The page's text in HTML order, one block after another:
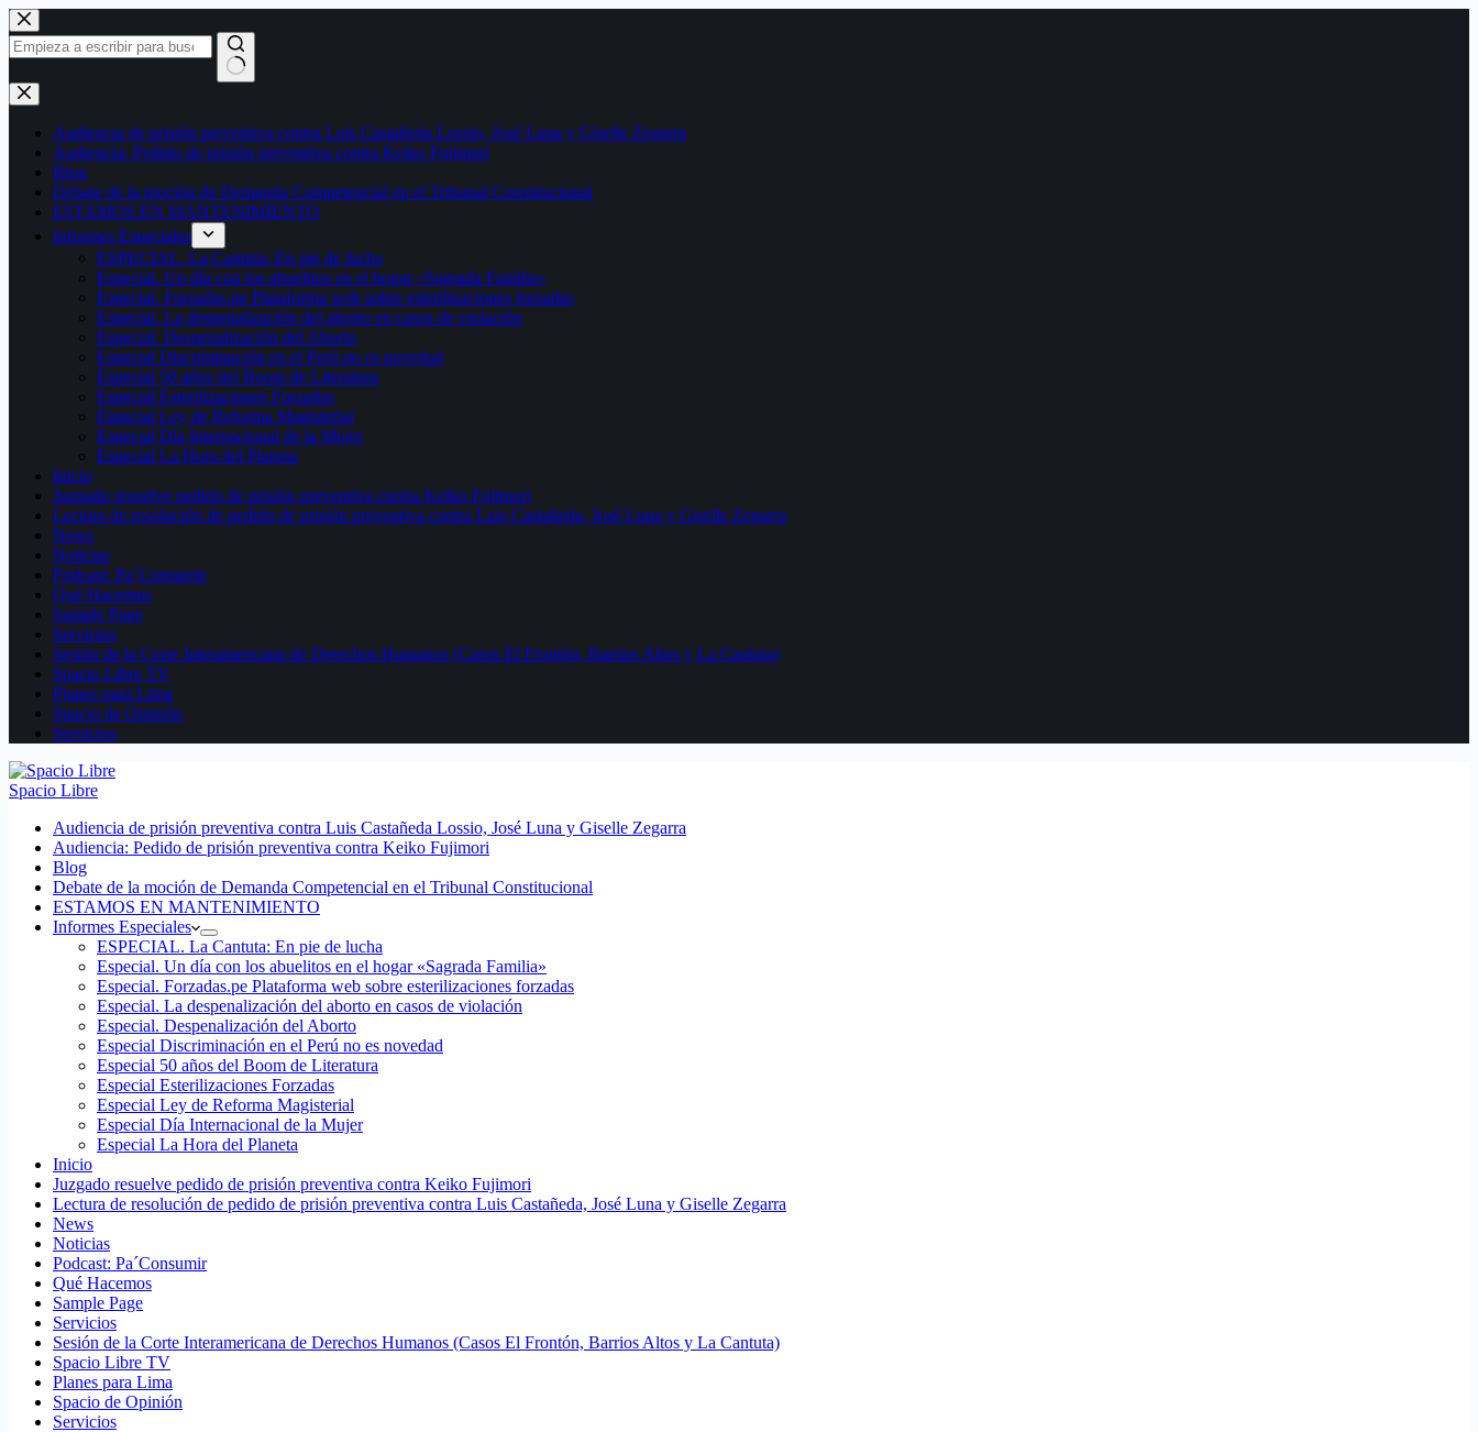
Saltar
al
contenido
Sin
resultados
Audiencia de prisión preventiva contra Luis Castañeda Lossio, José Luna y Giselle Zegarra
Audiencia: Pedido de prisión preventiva contra Keiko Fujimori
Blog
Debate de la moción de Demanda Competencial en el Tribunal Constitucional
ESTAMOS EN MANTENIMIENTO
Informes Especiales
ESPECIAL. La Cantuta: En pie de lucha
Especial. Un día con los abuelitos en el hogar «Sagrada Familia»
Especial. Forzadas.pe Plataforma web sobre esterilizaciones forzadas
Especial. La despenalización del aborto en casos de violación
Especial. Despenalización del Aborto
Especial Discriminación en el Perú no es novedad
Especial 50 años del Boom de Literatura
Especial Esterilizaciones Forzadas
Especial Ley de Reforma Magisterial
Especial Día Internacional de la Mujer
Especial La Hora del Planeta
Inicio
Juzgado resuelve pedido de prisión preventiva contra Keiko Fujimori
Lectura de resolución de pedido de prisión preventiva contra Luis Castañeda, José Luna y Giselle Zegarra
News
Noticias
Podcast: Pa´Consumir
Qué Hacemos
Sample Page
Servicios
Sesión de la Corte Interamericana de Derechos Humanos (Casos El Frontón, Barrios Altos y La Cantuta)
Spacio Libre TV
Planes para Lima
Spacio de Opinión
Servicios
Spacio Libre
Audiencia de prisión preventiva contra Luis Castañeda Lossio, José Luna y Giselle Zegarra
Audiencia: Pedido de prisión preventiva contra Keiko Fujimori
Blog
Debate de la moción de Demanda Competencial en el Tribunal Constitucional
ESTAMOS EN MANTENIMIENTO
Informes Especiales
ESPECIAL. La Cantuta: En pie de lucha
Especial. Un día con los abuelitos en el hogar «Sagrada Familia»
Especial. Forzadas.pe Plataforma web sobre esterilizaciones forzadas
Especial. La despenalización del aborto en casos de violación
Especial. Despenalización del Aborto
Especial Discriminación en el Perú no es novedad
Especial 50 años del Boom de Literatura
Especial Esterilizaciones Forzadas
Especial Ley de Reforma Magisterial
Especial Día Internacional de la Mujer
Especial La Hora del Planeta
Inicio
Juzgado resuelve pedido de prisión preventiva contra Keiko Fujimori
Lectura de resolución de pedido de prisión preventiva contra Luis Castañeda, José Luna y Giselle Zegarra
News
Noticias
Podcast: Pa´Consumir
Qué Hacemos
Sample Page
Servicios
Sesión de la Corte Interamericana de Derechos Humanos (Casos El Frontón, Barrios Altos y La Cantuta)
Spacio Libre TV
Planes para Lima
Spacio de Opinión
Servicios